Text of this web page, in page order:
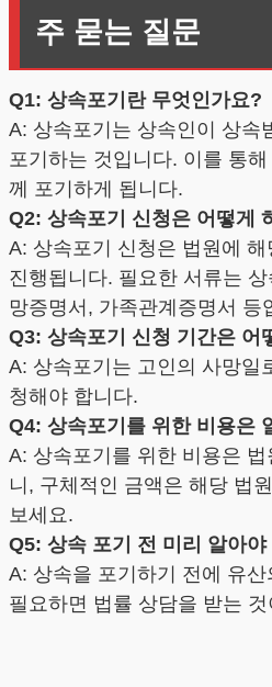
주 묻는 질문
Q1: 상속포기란 무엇인가요?
A: 상속포기는 상속인이 상속
포기하는 것입니다. 이를 통
께 포기하게 됩니다.
Q2: 상속포기 신청은 어떻게
A: 상속포기 신청은 법원에
진행됩니다. 필요한 서류는
망증명서, 가족관계증명서 등
Q3: 상속포기 신청 기간은 어
A: 상속포기는 고인의 사망일
청해야 합니다.
Q4: 상속포기를 위한 비용은
A: 상속포기를 위한 비용은
니, 구체적인 금액은 해당 법
보세요.
Q5: 상속 포기 전 미리 알아
A: 상속을 포기하기 전에 유
필요하면 법률 상담을 받는